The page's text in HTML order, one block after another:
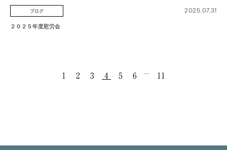
2025.07.31
ブログ
２０２５年度慰労会
1 2 3 4 5 6 … 11